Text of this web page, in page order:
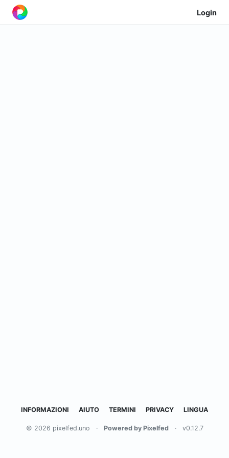
Login
INFORMAZIONI AIUTO TERMINI PRIVACY LINGUA
© 2026 pixelfed.uno · Powered by Pixelfed · v0.12.7